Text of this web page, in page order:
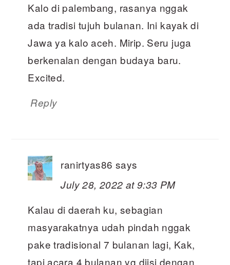
Kalo di palembang, rasanya nggak
ada tradisi tujuh bulanan. Ini kayak di
Jawa ya kalo aceh. Mirip. Seru juga
berkenalan dengan budaya baru.
Excited.
Reply
ranirtyas86 says
July 28, 2022 at 9:33 PM
Kalau di daerah ku, sebagian
masyarakatnya udah pindah nggak
pake tradisional 7 bulanan lagi, Kak,
tapi acara 4 bulanan yg diisi dengan